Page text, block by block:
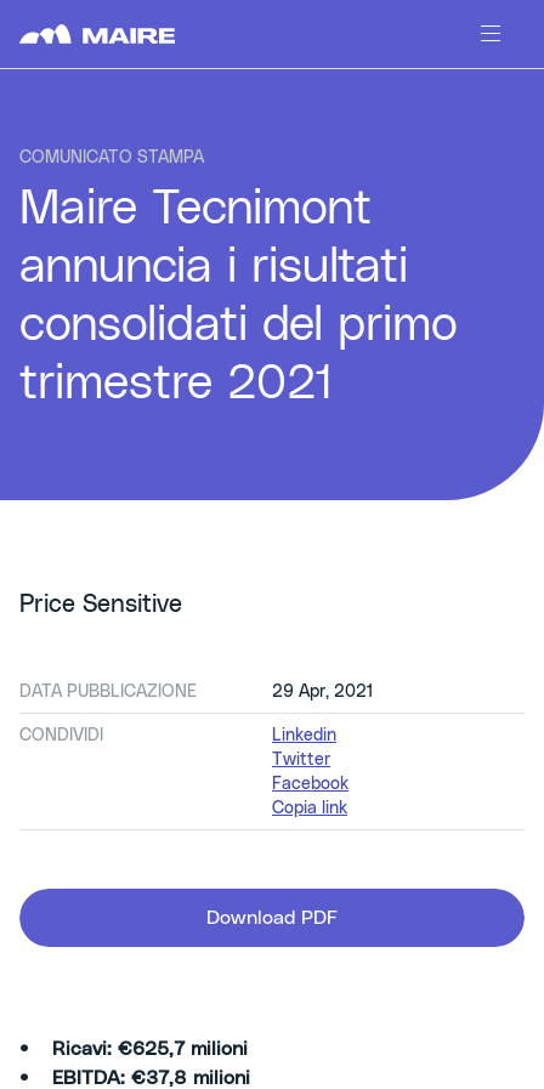
COMUNICATO STAMPA
Maire Tecnimont
annuncia i risultati
consolidati del primo
trimestre 2021
Price Sensitive
DATA PUBBLICAZIONE 29 Apr, 2021
CONDIVIDI
Linkedin
Twitter
Facebook
Copia link
Download PDF
• Ricavi: €625,7 milioni
• EBITDA: €37,8 milioni